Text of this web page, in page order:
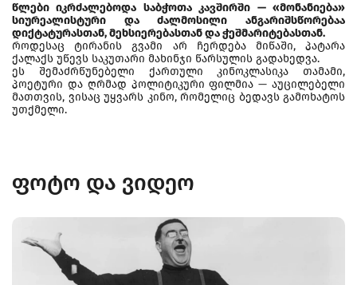
წლები იკრძალებოდა საბჭოთა კავშირში — «მონანიება»
სიურეალისტური და ძალმოსილი ანგარიშსწორებაა
დიქტატურასთან, მეხსიერებასთან და ჭეშმარიტებასთან.
როდესაც ტირანის გვამი არ ჩერდება მიწაში, პატარა
ქალაქს უწევს საკუთარი მახინჯი წარსულის გადახედვა.
ეს შემაძრწუნებელი ქართული კინოკლასიკა თამამი,
პოეტური და ღრმად პოლიტიკური ფილმია — აუცილებელი
მათთვის, ვისაც უყვარს კინო, რომელიც ბედავს გამოხატოს
უთქმელი.
ფოტო და ვიდეო